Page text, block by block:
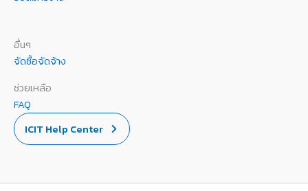
อื่นๆ
จัดซื้อจัดจ้าง
ช่วยเหลือ
FAQ
ICIT Help Center